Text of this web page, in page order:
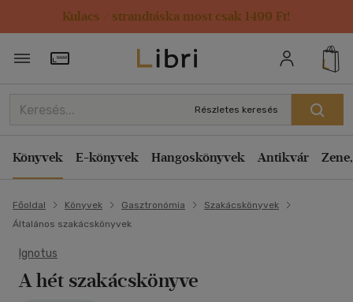
Kulacs / strandtáska most csak 1499 Ft!
Törzsvásárlói Kártya adatai
Részletes keresés
Könyvek E-könyvek Hangoskönyvek Antikvár
Főoldal Könyvek Gasztronómia
Szakácskönyvek
Általános szakácskönyvek
Ignotus
A hét szakácskönyve